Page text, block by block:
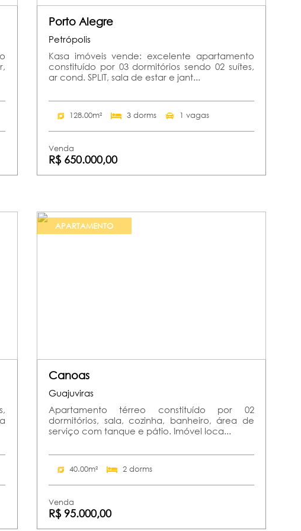
Porto Alegre
Petrópolis
Kasa imóveis vende: excelente apartamento
constituído por 03 dormitórios sendo 02 suítes,
ar cond. SPLIT, sala de estar e jant...
128.00m² 3 dorms 1 vagas
Venda
R$ 650.000,00
APARTAMENTO
Canoas
Guajuviras
Apartamento térreo constituído por 02
dormitórios, sala, cozinha, banheiro, área de
serviço com tanque e pátio. Imóvel loca...
40.00m² 2 dorms
Venda
R$ 95.000,00